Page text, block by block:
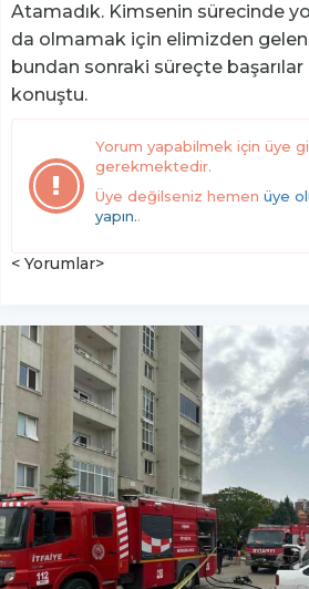
Atamadık. Kimsenin sürecinde
da olmamak için elimizden
bundan sonraki süreçte
konuştu.
Yorum yapabilmek için üye
gerekmektedir.
Üye değilseniz hemen üye
yapın..
< Yorumlar>